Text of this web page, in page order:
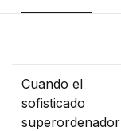
Cuando el
sofisticado
superordenador